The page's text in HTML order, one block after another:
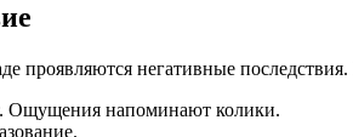
проявляются негативные
Ощущения напоминают колики.